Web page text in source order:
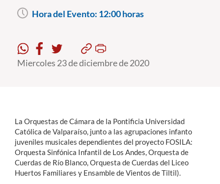
Pregrado
Formación Continua
Alumni
English
Hora del Evento: 12:00 horas
Miercoles 23 de diciembre de 2020
La Orquestas de Cámara de la Pontificia Universidad
Católica de Valparaíso, junto a las agrupaciones infanto
juveniles musicales dependientes del proyecto FOSILA:
Orquesta Sinfónica Infantil de Los Andes, Orquesta de
Cuerdas de Río Blanco, Orquesta de Cuerdas del Liceo
Huertos Familiares y Ensamble de Vientos de Tiltil).